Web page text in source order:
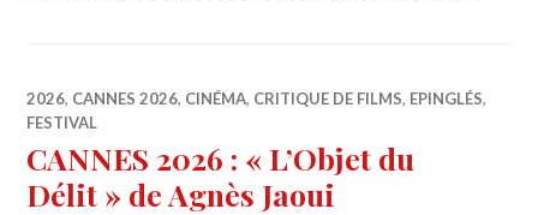
2026, CANNES 2026, CINÉMA, CRITIQUE DE FILMS, EPINGLÉS,
FESTIVAL
CANNES 2026 : « L’Objet du
Délit » de Agnès Jaoui